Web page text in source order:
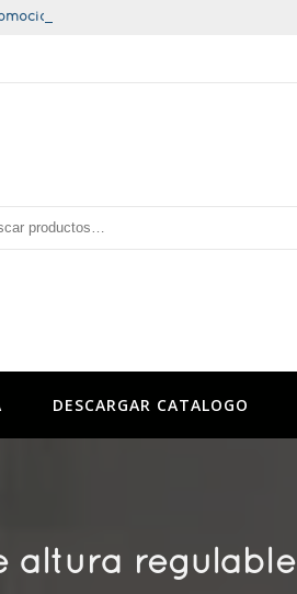
todo el año ****
DESCARGAR CATALOGO
altura regulable